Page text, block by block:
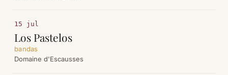
15 jul
Los Pastelos
bandas
Domaine d'Escausses